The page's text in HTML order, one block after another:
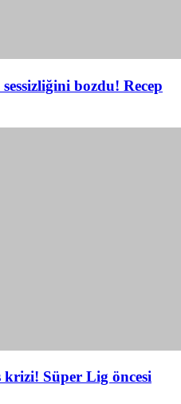
bozdu! Recep
krizi! Süper Lig öncesi